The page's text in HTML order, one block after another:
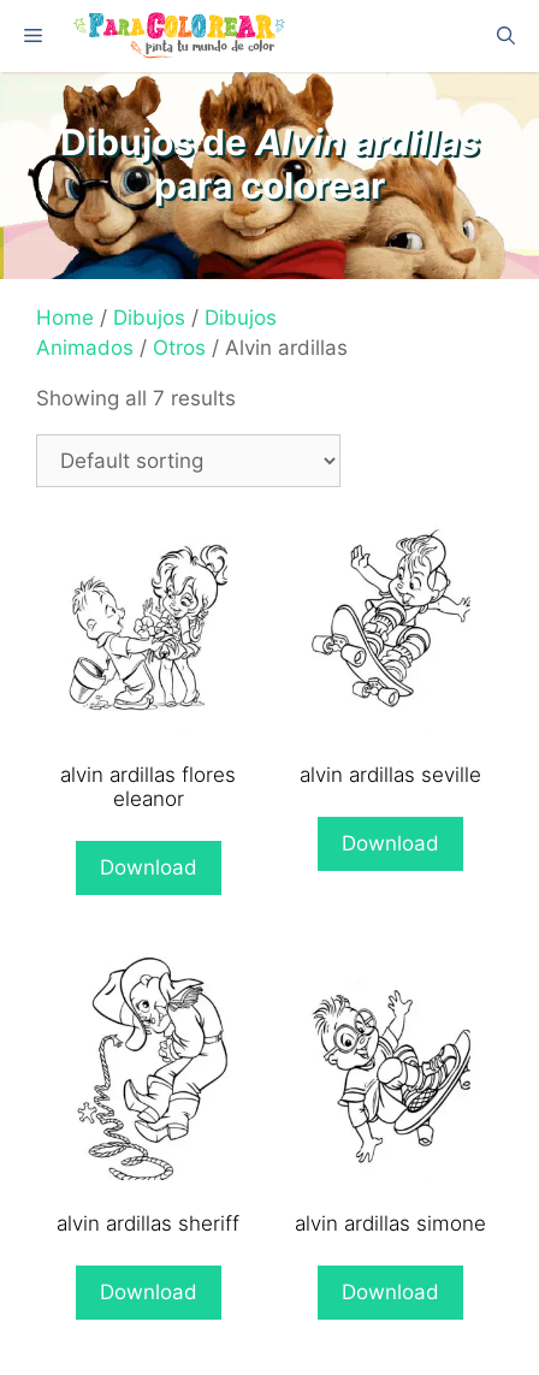
content
Menu
Dibujos deAlvin ardillas
para colorear
Home / Dibujos / Dibujos
Animados / Otros / Alvin ardillas
Showing all 7 results
alvin ardillas flores
eleanor
Download
alvin ardillas seville
Download
alvin ardillas sheriff
Download
alvin ardillas simone
Download